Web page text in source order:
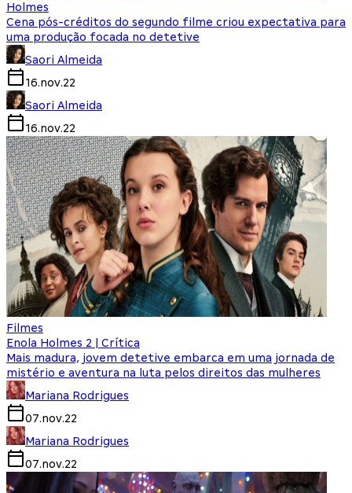
Holmes
Cena pós-créditos do segundo filme criou expectativa para
uma produção focada no detetive
Saori Almeida
16.nov.22
Saori Almeida
16.nov.22
Filmes
Enola Holmes 2 | Crítica
Mais madura, jovem detetive embarca em uma jornada de
mistério e aventura na luta pelos direitos das mulheres
Mariana Rodrigues
07.nov.22
Mariana Rodrigues
07.nov.22